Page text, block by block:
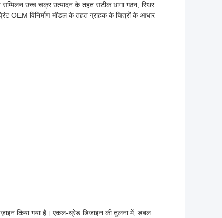
उच्च चक्र उत्पादन के तहत सटीक धागा गठन, स्थिर
OEM विनिर्माण मॉडल के तहत ग्राहक के चित्रों के आधार
किया गया है। एकल-थ्रेड डिजाइन की तुलना में, डबल